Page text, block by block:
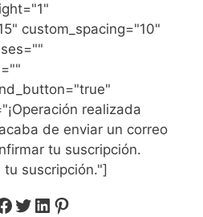
custom_spacing="10"
realizada
de enviar un correo
tu suscripción.
tu suscripción."]
Twitter
LinkedIn
Pinterest